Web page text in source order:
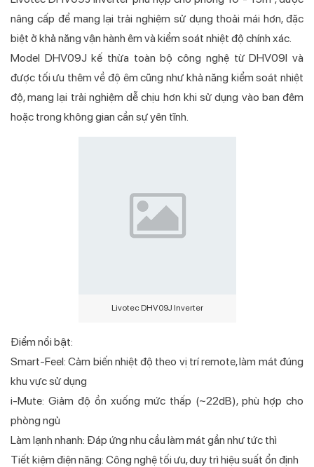
nâng cấp để mang lại trải nghiệm sử dụng thoải mái hơn, đặc
biệt ở khả năng vận hành êm và kiểm soát nhiệt độ chính xác.
Model DHV09J kế thừa toàn bộ công nghệ từ DHV09I và
được tối ưu thêm về độ êm cũng như khả năng kiểm soát nhiệt
độ, mang lại trải nghiệm dễ chịu hơn khi sử dụng vào ban đêm
hoặc trong không gian cần sự yên tĩnh.
Livotec DHV09J Inverter
Điểm nổi bật:
Smart-Feel: Cảm biến nhiệt độ theo vị trí remote, làm mát đúng
khu vực sử dụng
i-Mute: Giảm độ ồn xuống mức thấp (~22dB), phù hợp cho
phòng ngủ
Làm lạnh nhanh: Đáp ứng nhu cầu làm mát gần như tức thì
Tiết kiệm điện năng: Công nghệ tối ưu, duy trì hiệu suất ổn định